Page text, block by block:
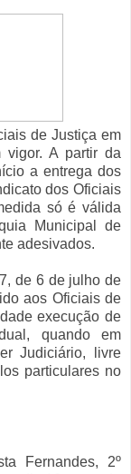
de Justiça em
vigor. A partir da
a entrega dos
dos Oficiais
só é válida
Municipal de
adesivados.
de 6 de julho de
aos Oficiais de
execução de
quando em
Judiciário, livre
particulares no
Fernandes, 2º